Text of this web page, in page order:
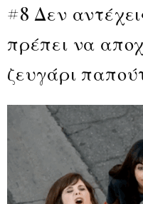
#8 Δεν
πρέπει να
ζευγάρι